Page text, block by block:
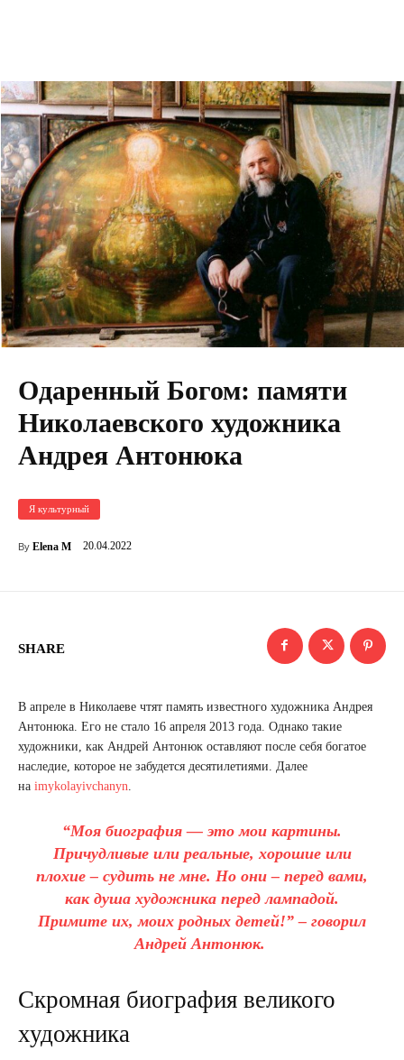
Одаренный Богом: памяти
Николаевского художника
Андрея Антонюка
Я культурный
By Elena M 20.04.2022
SHARE
В апреле в Николаеве чтят память известного художника Андрея
Антонюка. Его не стало 16 апреля 2013 года. Однако такие
художники, как Андрей Антонюк оставляют после себя богатое
наследие, которое не забудется десятилетиями. Далее
на imykolayivchanyn
“Моя биография — это мои картины.
Причудливые или реальные, хорошие или
плохие – судить не мне. Но они – перед вами,
как душа художника перед лампадой.
Примите их, моих родных детей!” – говорил
Андрей Антонюк.
Скромная биография великого
художника